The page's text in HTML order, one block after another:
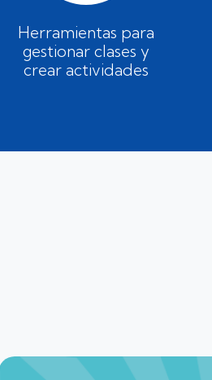
Herramientas para
gestionar clases y
crear actividades